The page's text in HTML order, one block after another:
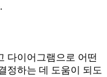
다이어그램으로 어떤
정하는 데 도움이 되도